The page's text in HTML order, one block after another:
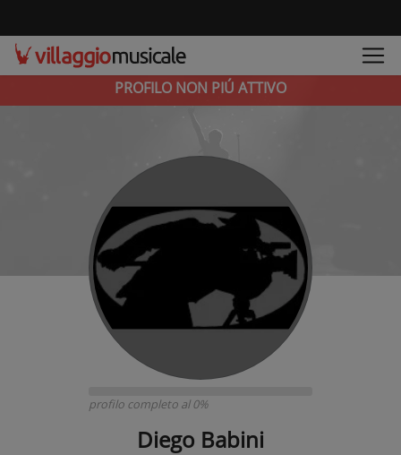
PROFILO NON PIÚ ATTIVO
profilo completo al 0%
Diego Babini